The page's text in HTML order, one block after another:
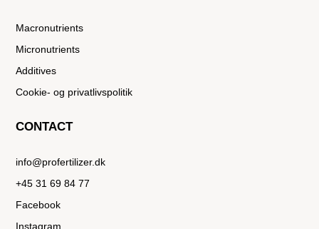
Macronutrients
Micronutrients
Additives
Cookie- og privatlivspolitik
CONTACT
info@profertilizer.dk
+45 31 69 84 77
Facebook
Instagram